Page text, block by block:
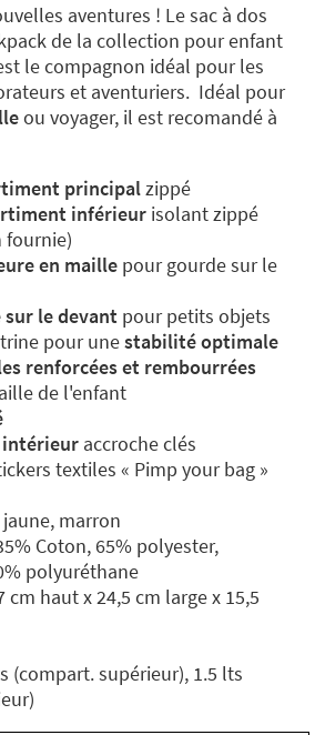
aventures ! Le sac à dos
de la collection pour enfant
le compagnon idéal pour les
et aventuriers. Idéal pour
ou voyager, il est recomandé à
principalzippé
inférieur isolant zippé
fournie)
en maille pour gourde sur le
sur le devant pour petits objets
pour unestabilité optimale
renforcées et rembourrées
de l'enfant
intérieur accroche clés
textiles « Pimp your bag »
jaune, marron
Coton, 65% polyester,
polyuréthane
cm haut x 24,5 cm large x 15,5
(compart. supérieur), 1.5 lts